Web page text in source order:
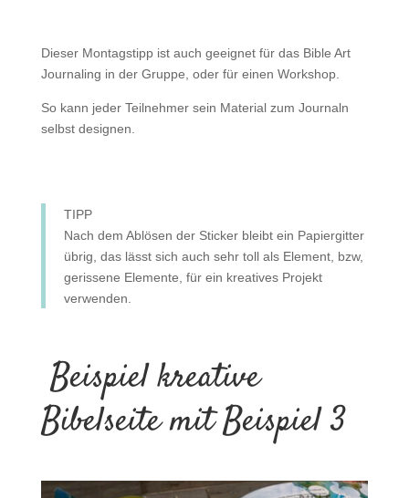
Dieser Montagstipp ist auch geeignet für das Bible Art
Journaling in der Gruppe, oder für einen Workshop.
So kann jeder Teilnehmer sein Material zum Journaln
selbst designen.
TIPP
Nach dem Ablösen der Sticker bleibt ein Papiergitter
übrig, das lässt sich auch sehr toll als Element, bzw,
gerissene Elemente, für ein kreatives Projekt
verwenden.
Beispiel kreative
Bibelseite mit Beispiel 3